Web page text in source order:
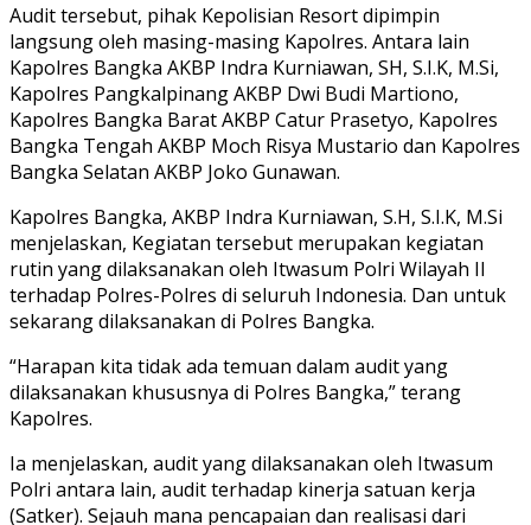
Audit tersebut, pihak Kepolisian Resort dipimpin
langsung oleh masing-masing Kapolres. Antara lain
Kapolres Bangka AKBP Indra Kurniawan, SH, S.I.K, M.Si,
Kapolres Pangkalpinang AKBP Dwi Budi Martiono,
Kapolres Bangka Barat AKBP Catur Prasetyo, Kapolres
Bangka Tengah AKBP Moch Risya Mustario dan Kapolres
Bangka Selatan AKBP Joko Gunawan.
Kapolres Bangka, AKBP Indra Kurniawan, S.H, S.I.K, M.Si
menjelaskan, Kegiatan tersebut merupakan kegiatan
rutin yang dilaksanakan oleh Itwasum Polri Wilayah II
terhadap Polres-Polres di seluruh Indonesia. Dan untuk
sekarang dilaksanakan di Polres Bangka.
“Harapan kita tidak ada temuan dalam audit yang
dilaksanakan khususnya di Polres Bangka,” terang
Kapolres.
Ia menjelaskan, audit yang dilaksanakan oleh Itwasum
Polri antara lain, audit terhadap kinerja satuan kerja
(Satker). Sejauh mana pencapaian dan realisasi dari